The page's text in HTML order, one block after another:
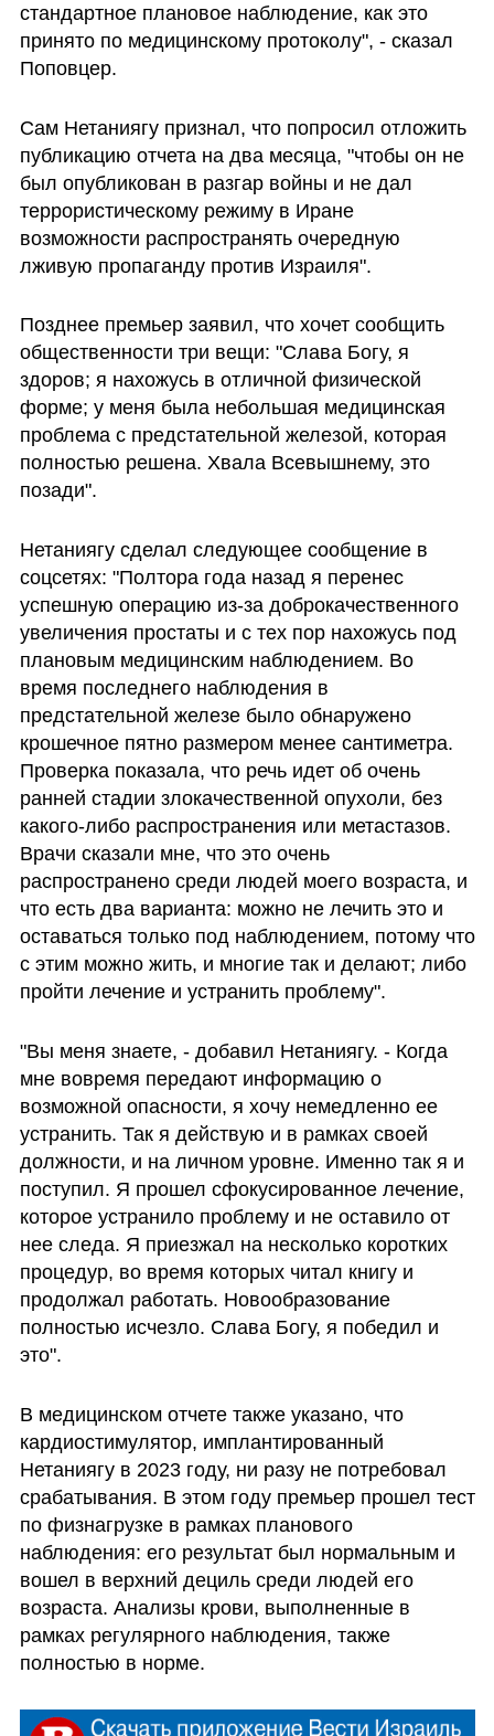
стандартное плановое наблюдение, как это
принято по медицинскому протоколу", - сказал
Поповцер.
Сам Нетаниягу признал, что попросил отложить
публикацию отчета на два месяца, "чтобы он не
был опубликован в разгар войны и не дал
террористическому режиму в Иране
возможности распространять очередную
лживую пропаганду против Израиля".
Позднее премьер заявил, что хочет сообщить
общественности три вещи: "Слава Богу, я
здоров; я нахожусь в отличной физической
форме; у меня была небольшая медицинская
проблема с предстательной железой, которая
полностью решена. Хвала Всевышнему, это
позади".
Нетаниягу сделал следующее сообщение в
соцсетях: "Полтора года назад я перенес
успешную операцию из-за доброкачественного
увеличения простаты и с тех пор нахожусь под
плановым медицинским наблюдением. Во
время последнего наблюдения в
предстательной железе было обнаружено
крошечное пятно размером менее сантиметра.
Проверка показала, что речь идет об очень
ранней стадии злокачественной опухоли, без
какого-либо распространения или метастазов.
Врачи сказали мне, что это очень
распространено среди людей моего возраста, и
что есть два варианта: можно не лечить это и
оставаться только под наблюдением, потому что
с этим можно жить, и многие так и делают; либо
пройти лечение и устранить проблему".
"Вы меня знаете, - добавил Нетаниягу. - Когда
мне вовремя передают информацию о
возможной опасности, я хочу немедленно ее
устранить. Так я действую и в рамках своей
должности, и на личном уровне. Именно так я и
поступил. Я прошел сфокусированное лечение,
которое устранило проблему и не оставило от
нее следа. Я приезжал на несколько коротких
процедур, во время которых читал книгу и
продолжал работать. Новообразование
полностью исчезло. Слава Богу, я победил и
это".
В медицинском отчете также указано, что
кардиостимулятор, имплантированный
Нетаниягу в 2023 году, ни разу не потребовал
срабатывания. В этом году премьер прошел тест
по физнагрузке в рамках планового
наблюдения: его результат был нормальным и
вошел в верхний дециль среди людей его
возраста. Анализы крови, выполненные в
рамках регулярного наблюдения, также
полностью в норме.